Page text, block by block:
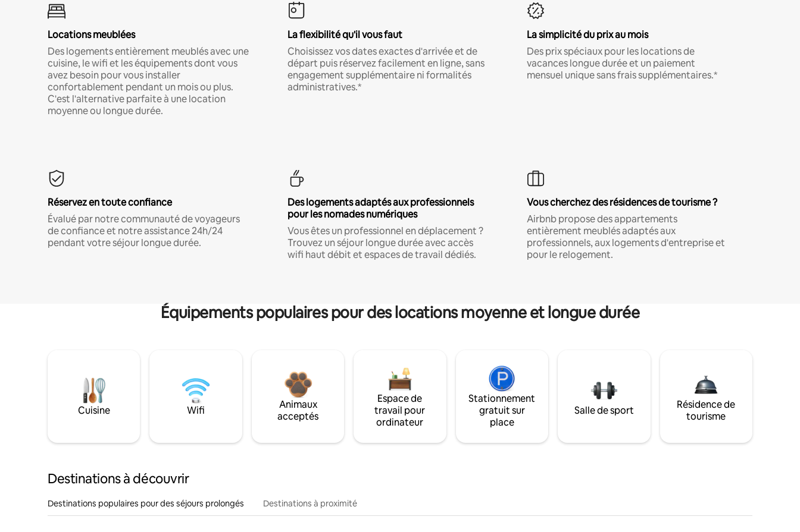
Locations meublées
Des logements entièrement meublés avec une
cuisine, le wifi et les équipements dont vous
avez besoin pour vous installer
confortablement pendant un mois ou plus.
C'est l'alternative parfaite à une location
moyenne ou longue durée.
La flexibilité qu'il vous faut
Choisissez vos dates exactes d'arrivée et de
départ puis réservez facilement en ligne, sans
engagement supplémentaire ni formalités
administratives.*
La simplicité du prix au mois
Des prix spéciaux pour les locations de
vacances longue durée et un paiement
mensuel unique sans frais supplémentaires.*
Réservez en toute confiance
Évalué par notre communauté de voyageurs
de confiance et notre assistance 24h/24
pendant votre séjour longue durée.
Des logements adaptés aux professionnels
pour les nomades numériques
Vous êtes un professionnel en déplacement ?
Trouvez un séjour longue durée avec accès
wifi haut débit et espaces de travail dédiés.
Vous cherchez des résidences de tourisme ?
Airbnb propose des appartements
entièrement meublés adaptés aux
professionnels, aux logements d'entreprise et
pour le relogement.
Équipements populaires pour des locations moyenne et longue durée
Cuisine Wifi
Animaux
acceptés
Espace de
travail pour
ordinateur
Stationnement
gratuit sur
place
Salle de sport
Résidence de
tourisme
Destinations à découvrir
Destinations populaires pour des séjours prolongés Destinations à proximité